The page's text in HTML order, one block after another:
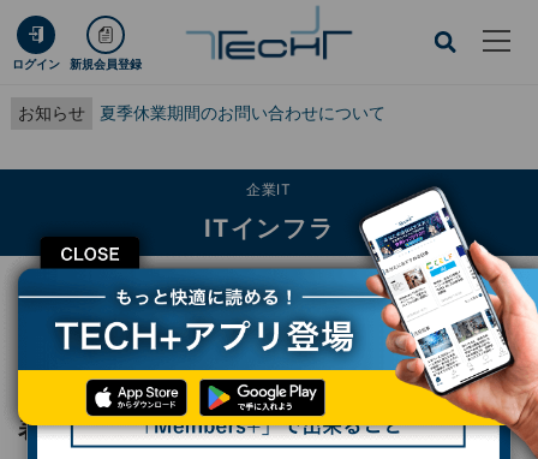
ログイン 新規会員登録
お知らせ 夏季休業期間のお問い合わせについて
CLOSE
企業IT
ITインフラ
TECH+ 企業IT
ITインフラ
Snowflake Cortex AIを拡張する新製品発表、生成AIによるSQL機能を提供
Snowflake Cortex AIを拡張する新製品発
表、生成AIによるSQL機能を提供